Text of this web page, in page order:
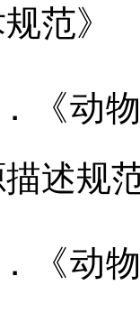
范》
病原
述规
病原